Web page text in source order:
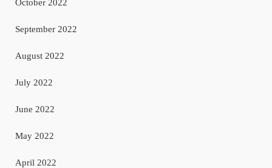
October 2022
September 2022
August 2022
July 2022
June 2022
May 2022
April 2022